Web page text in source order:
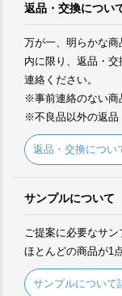
返品・交換につい
万が一、明らかな
内に限り、返品・
連絡ください。
※事前連絡のない商
※不良品以外の返品
返品・交換につい
サンプルについて
ご提案に必要なサ
ほとんどの商品が1
サンプルについて